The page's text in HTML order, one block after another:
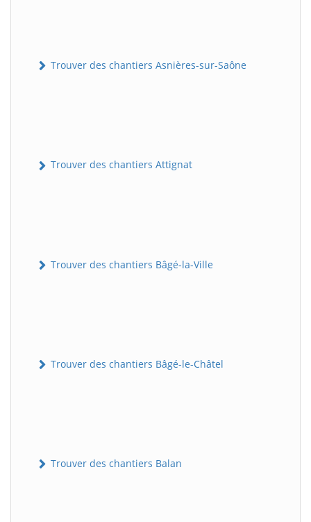
Trouver des chantiers Asnières-sur-Saône
Trouver des chantiers Attignat
Trouver des chantiers Bâgé-la-Ville
Trouver des chantiers Bâgé-le-Châtel
Trouver des chantiers Balan